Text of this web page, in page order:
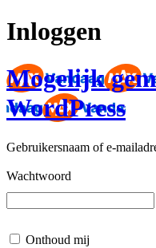
Inloggen
Mogelijk
WordPress
Gebruikersnaam of e-
Wachtwoord
Onthoud mij